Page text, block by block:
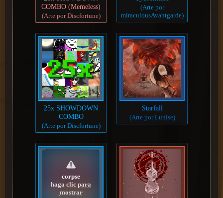
COMBO (Memeless)
(Arte por Discfortune)
(Arte por
miraculousAvantgarde)
25x SHOWDOWN
COMBO
(Arte por Discfortune)
Starfall
(Arte por Lunise)
corpse
haga clic para
mostrar